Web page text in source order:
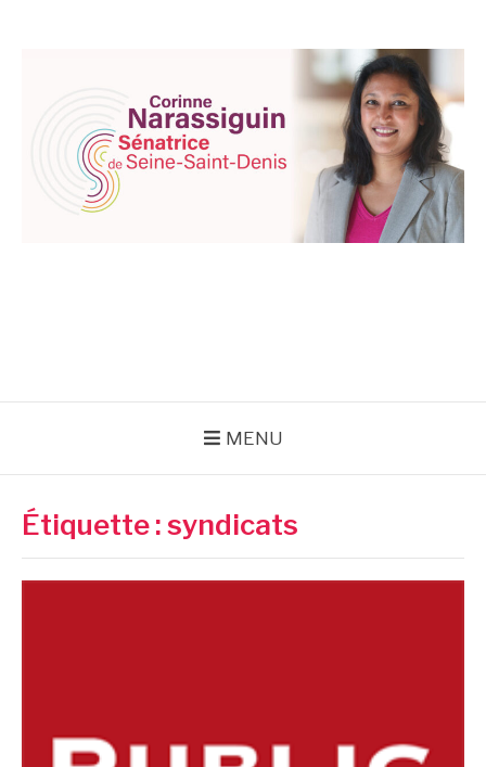
MENU
Étiquette :syndicats